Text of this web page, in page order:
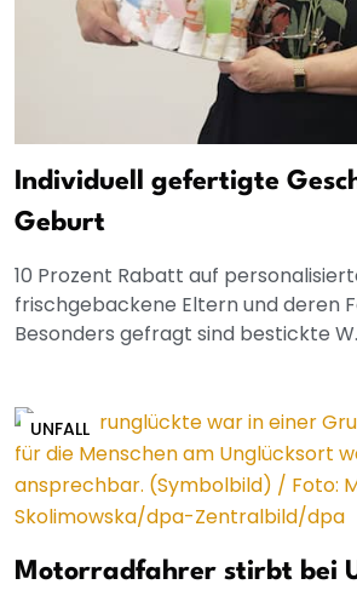
Individuell gefertigte
Geburt
10 Prozent Rabatt auf
frischgebackene Eltern und deren
Besonders gefragt sind bestickte
UNFALL
Motorradfahrer stirbt bei